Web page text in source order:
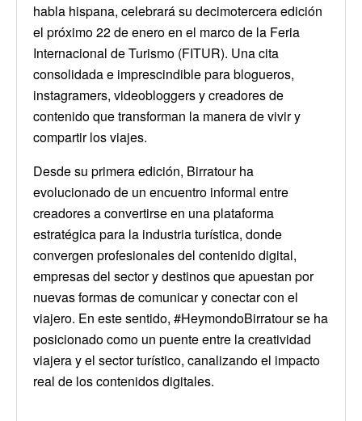
habla hispana, celebrará su decimotercera edición
el próximo 22 de enero en el marco de la Feria
Internacional de Turismo (FITUR). Una cita
consolidada e imprescindible para blogueros,
instagramers, videobloggers y creadores de
contenido que transforman la manera de vivir y
compartir los viajes.
Desde su primera edición, Birratour ha
evolucionado de un encuentro informal entre
creadores a convertirse en una plataforma
estratégica para la industria turística, donde
convergen profesionales del contenido digital,
empresas del sector y destinos que apuestan por
nuevas formas de comunicar y conectar con el
viajero. En este sentido, #HeymondoBirratour se ha
posicionado como un puente entre la creatividad
viajera y el sector turístico, canalizando el impacto
real de los contenidos digitales.